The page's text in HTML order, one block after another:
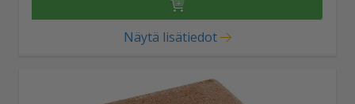
Näytä lisätiedot